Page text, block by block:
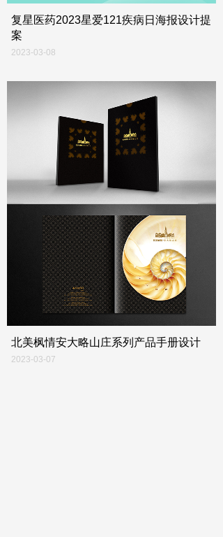
复星医药2023星爱121疾病日海报设计提
案
2023-03-08
北美枫情安大略山庄系列产品手册设计
2023-03-07